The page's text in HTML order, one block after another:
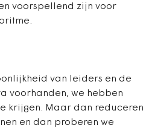
voorspellend zijn voor
van leiders en de
voorhanden, we hebben
krijgen. Maar dan reduceren
en dan proberen we